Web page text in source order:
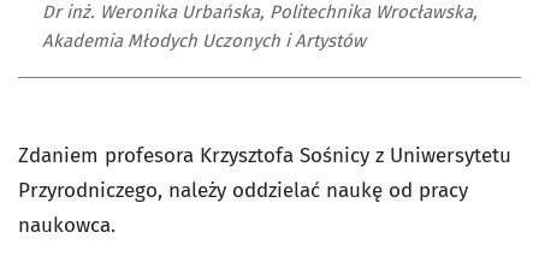
Dr inż. Weronika Urbańska, Politechnika Wrocławska,
Akademia Młodych Uczonych i Artystów
Zdaniem profesora Krzysztofa Sośnicy z Uniwersytetu
Przyrodniczego, należy oddzielać naukę od pracy
naukowca.